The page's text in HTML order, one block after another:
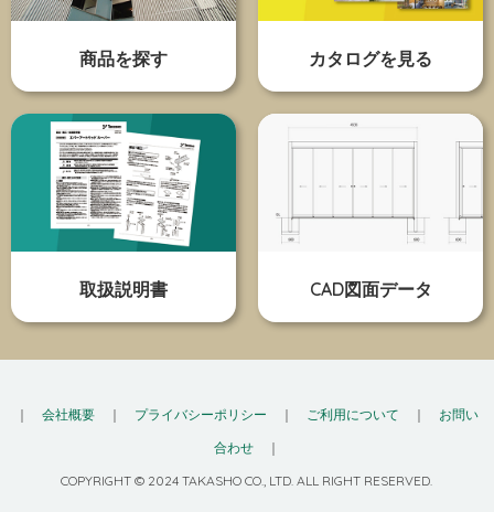
商品を探す カタログを見る
取扱説明書 CAD図面データ
｜ 会社概要｜ プライバシーポリシー ｜ ご利用について ｜ お問い
合わせ｜
COPYRIGHT © 2024 TAKASHO CO., LTD. ALL RIGHT RESERVED.